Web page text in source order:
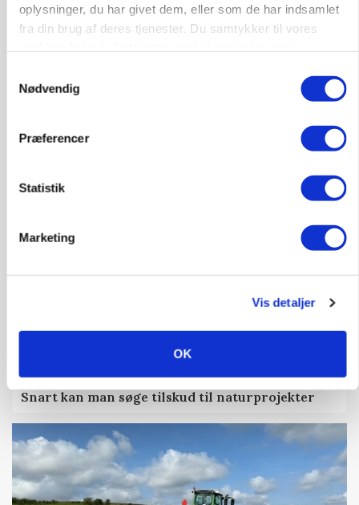
oplysninger, du har givet dem, eller som de har indsamlet
fra din brug af deres tjenester. Du samtykker til vores
Nødvendig
Præferencer
Statistik
Marketing
Vis detaljer
OK
Annonce
Folketinget behandler ny gødskningslov: Sådan
kan den ændre din bedrift fra 2027
Snart kan man søge tilskud til naturprojekter